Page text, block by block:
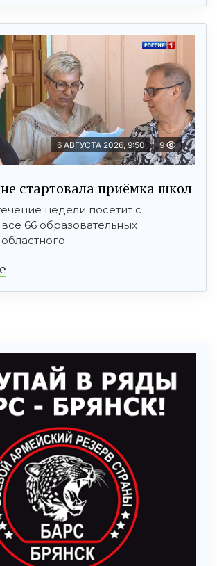
6 АВГУСТА 2026, 9:50 9
стартовала приёмка школ
недели посетит с
66 образовательных
...